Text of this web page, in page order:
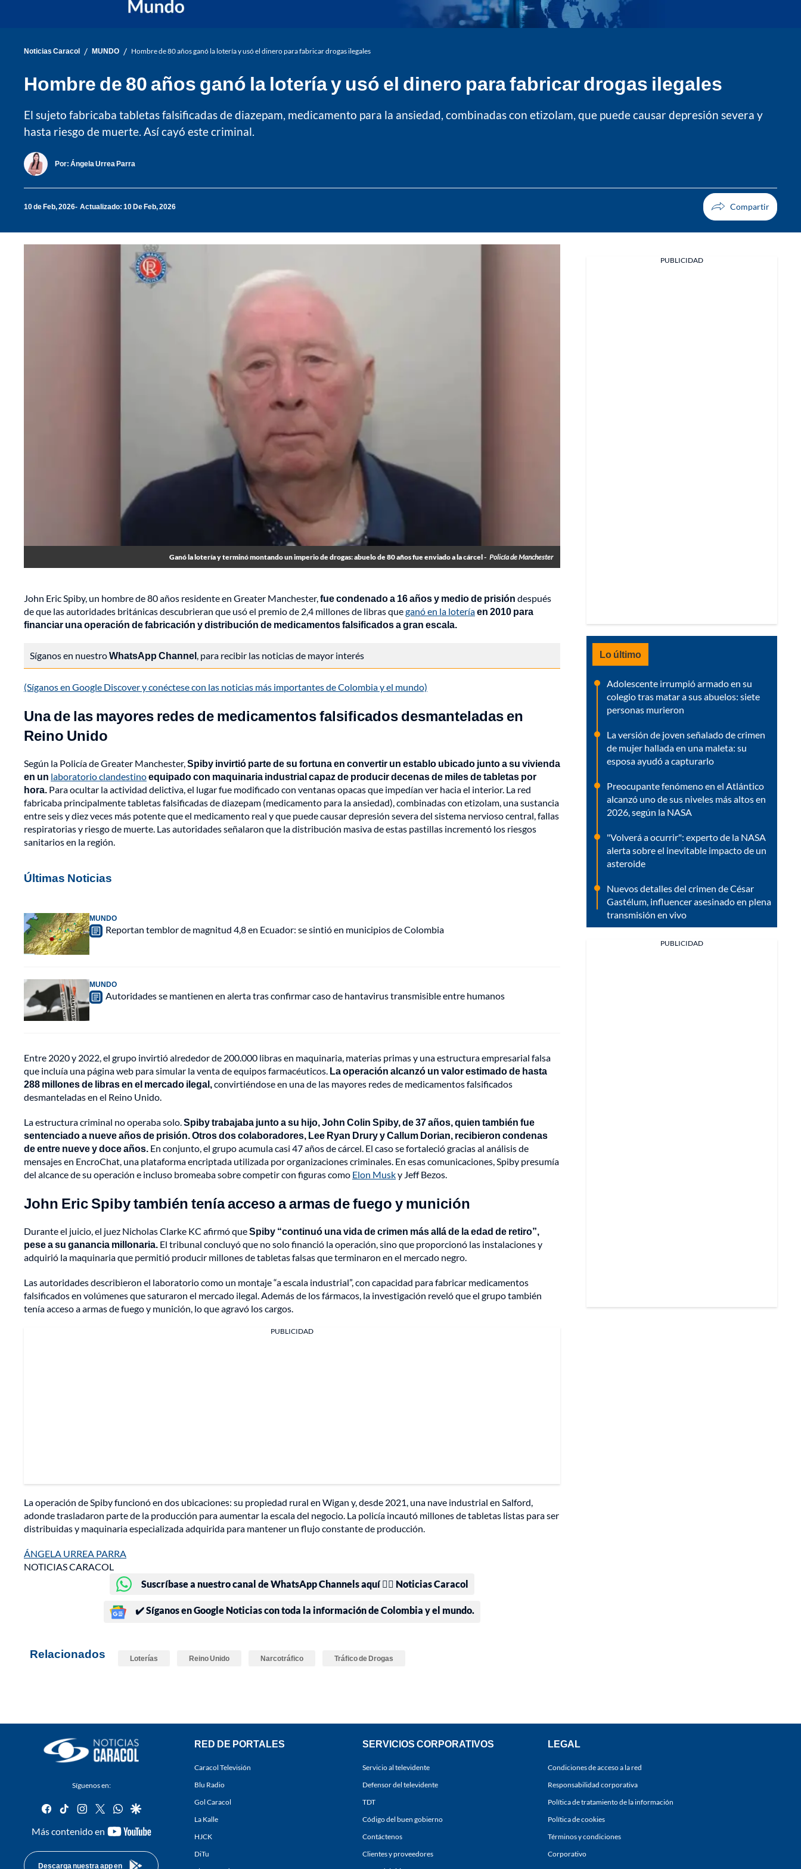
Noticias Caracol / MUNDO / Hombre de 80 años ganó la lotería y usó el dinero para fabricar drogas ilegales
Hombre de 80 años ganó la lotería y usó el dinero para fabricar drogas ilegales
El sujeto fabricaba tabletas falsificadas de diazepam, medicamento para la ansiedad, combinadas con etizolam, que puede causar depresión severa y
hasta riesgo de muerte. Así cayó este criminal.
Por: Ángela Urrea Parra
10 de Feb, 2026 Actualizado: 10 De Feb, 2026
Ganó la lotería y terminó montando un imperio de drogas: abuelo de 80 años fue enviado a la cárcel - Policía de Manchester
John Eric Spiby, un hombre de 80 años residente en Greater Manchester,fue condenado a 16 años y medio de prisión después
de que las autoridades británicas descubrieran que usó el premio de 2,4 millones de libras queganó en la loteríaen 2010 para
financiar una operación de fabricación y distribución de medicamentos falsificados a gran escala.
Síganos en nuestroWhatsApp Channel, para recibir las noticias de mayor interés
(Síganos en Google Discover y conéctese con las noticias más importantes de Colombia y el mundo)
Una de las mayores redes de medicamentos falsificados desmanteladas en
Reino Unido
Según la Policía de Greater Manchester,Spiby invirtió parte de su fortuna en convertir un establo ubicado junto a su vivienda
en un laboratorio clandestinoequipado con maquinaria industrial capaz de producir decenas de miles de tabletas por
hora. Para ocultar la actividad delictiva, el lugar fue modificado con ventanas opacas que impedían ver hacia el interior. La red
fabricaba principalmente tabletas falsificadas de diazepam (medicamento para la ansiedad), combinadas con etizolam, una sustancia
entre seis y diez veces más potente que el medicamento real y que puede causar depresión severa del sistema nervioso central, fallas
respiratorias y riesgo de muerte. Las autoridades señalaron que la distribución masiva de estas pastillas incrementó los riesgos
sanitarios en la región.
Últimas Noticias
MUNDO
Reportan temblor de magnitud 4,8 en Ecuador: se sintió en municipios de Colombia
MUNDO
Autoridades se mantienen en alerta tras confirmar caso de hantavirus transmisible entre humanos
Entre 2020 y 2022, el grupo invirtió alrededor de 200.000 libras en maquinaria, materias primas y una estructura empresarial falsa
que incluía una página web para simular la venta de equipos farmacéuticos. La operación alcanzó un valor estimado de hasta
288 millones de libras en el mercado ilegal,convirtiéndose en una de las mayores redes de medicamentos falsificados
desmanteladas en el Reino Unido.
La estructura criminal no operaba solo.Spiby trabajaba junto a su hijo, John Colin Spiby, de 37 años, quien también fue
sentenciado a nueve años de prisión.Otros dos colaboradores, Lee Ryan Drury y Callum Dorian, recibieron condenas
de entre nueve y doce años. En conjunto, el grupo acumula casi 47 años de cárcel. El caso se fortaleció gracias al análisis de
mensajes en EncroChat, una plataforma encriptada utilizada por organizaciones criminales. En esas comunicaciones, Spiby presumía
del alcance de su operación e incluso bromeaba sobre competir con figuras como Elon Musky Jeff Bezos.
John Eric Spiby también tenía acceso a armas de fuego y munición
Durante el juicio, el juez Nicholas Clarke KC afirmó queSpiby “continuó una vida de crimen más allá de la edad de retiro”,
pese a su ganancia millonaria. El tribunal concluyó que no solo financió la operación, sino que proporcionó las instalaciones y
adquirió la maquinaria que permitió producir millones de tabletas falsas que terminaron en el mercado negro.
Las autoridades describieron el laboratorio como un montaje “a escala industrial”, con capacidad para fabricar medicamentos
falsificados en volúmenes que saturaron el mercado ilegal. Además de los fármacos, la investigación reveló que el grupo también
tenía acceso a armas de fuego y munición, lo que agravó los cargos.
PUBLICIDAD
La operación de Spiby funcionó en dos ubicaciones: su propiedad rural en Wigan y, desde 2021, una nave industrial en Salford,
adonde trasladaron parte de la producción para aumentar la escala del negocio. La policía incautó millones de tabletas listas para ser
distribuidas y maquinaria especializada adquirida para mantener un flujo constante de producción.
ÁNGELA URREA PARRA
NOTICIAS CARACOL
Suscríbase a nuestro canal de WhatsApp Channels aquí 👉🏻 Noticias Caracol
✔️ Síganos en Google Noticias con toda la información de Colombia y el mundo.
Relacionados Loterías Reino Unido Narcotráfico Tráfico de Drogas
PUBLICIDAD
Lo último
Adolescente irrumpió armado en su
colegio tras matar a sus abuelos: siete
personas murieron
La versión de joven señalado de crimen
de mujer hallada en una maleta: su
esposa ayudó a capturarlo
Preocupante fenómeno en el Atlántico
alcanzó uno de sus niveles más altos en
2026, según la NASA
"Volverá a ocurrir": experto de la NASA
alerta sobre el inevitable impacto de un
asteroide
Nuevos detalles del crimen de César
Gastélum, influencer asesinado en plena
transmisión en vivo
PUBLICIDAD
Síguenos en:
facebook
tiktok instagram
twitterwhatsapp
google
Más contenido en
youtube-
Descarga nuestra app en
RED DE PORTALES
Caracol Televisión
Blu Radio
Gol Caracol
La Kalle
HJCK
DiTu
SERVICIOS CORPORATIVOS
Servicio al televidente
Defensor del televidente
TDT
Código del buen gobierno
Contáctenos
Clientes y proveedores
LEGAL
Condiciones de acceso a la red
Responsabilidad corporativa
Política de tratamiento de la información
Política de cookies
Términos y condiciones
Corporativo